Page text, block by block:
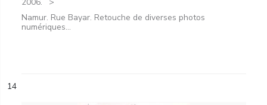
Namur. Rue Bayar. Retouche de diverses photos
numériques...
14